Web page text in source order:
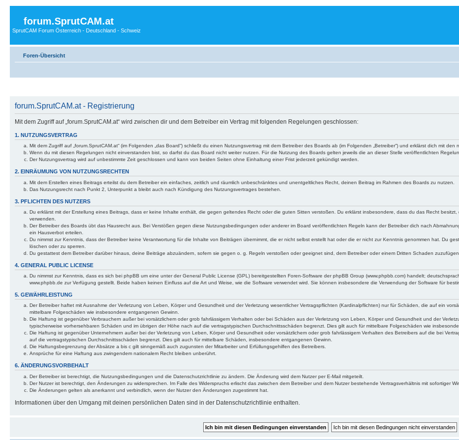
forum.SprutCAM.at
SprutCAM Forum Österreich - Deutschland - Schweiz
Foren-Übersicht
forum.SprutCAM.at - Registrierung
Mit dem Zugriff auf „forum.SprutCAM.at“ wird zwischen dir und dem Betreiber ein Vertrag mit folgenden Regelungen geschlossen:
1. NUTZUNGSVERTRAG
Mit dem Zugriff auf „forum.SprutCAM.at“ (im Folgenden „das Board“) schließt du einen Nutzungsvertrag mit dem Betreiber des Boards ab (im Folgenden „Betreiber“) und erklärst dich mit
Wenn du mit diesen Regelungen nicht einverstanden bist, so darfst du das Board nicht weiter nutzen. Für die Nutzung des Boards gelten jeweils die an dieser Stelle veröffentlichten
Der Nutzungsvertrag wird auf unbestimmte Zeit geschlossen und kann von beiden Seiten ohne Einhaltung einer Frist jederzeit gekündigt werden.
2. EINRÄUMUNG VON NUTZUNGSRECHTEN
Mit dem Erstellen eines Beitrags erteilst du dem Betreiber ein einfaches, zeitlich und räumlich unbeschränktes und unentgeltliches Recht, deinen Beitrag im Rahmen des Boards zu nutzen.
Das Nutzungsrecht nach Punkt 2, Unterpunkt a bleibt auch nach Kündigung des Nutzungsvertrages bestehen.
3. PFLICHTEN DES NUTZERS
Du erklärst mit der Erstellung eines Beitrags, dass er keine Inhalte enthält, die gegen geltendes Recht oder die guten Sitten verstoßen. Du erklärst insbesondere, dass du das Recht
verwenden.
Der Betreiber des Boards übt das Hausrecht aus. Bei Verstößen gegen diese Nutzungsbedingungen oder anderer im Board veröffentlichten Regeln kann der Betreiber dich nach
ein Hausverbot erteilen.
Du nimmst zur Kenntnis, dass der Betreiber keine Verantwortung für die Inhalte von Beiträgen übernimmt, die er nicht selbst erstellt hat oder die er nicht zur Kenntnis genommen hat. Du
löschen oder zu sperren.
Du gestattest dem Betreiber darüber hinaus, deine Beiträge abzuändern, sofern sie gegen o. g. Regeln verstoßen oder geeignet sind, dem Betreiber oder einem Dritten Schaden zuzufügen.
4. GENERAL PUBLIC LICENSE
Du nimmst zur Kenntnis, dass es sich bei phpBB um eine unter der General Public License (GPL) bereitgestellten Foren-Software der phpBB Group (www.phpbb.com) handelt;
www.phpbb.de zur Verfügung gestellt. Beide haben keinen Einfluss auf die Art und Weise, wie die Software verwendet wird. Sie können insbesondere die Verwendung der Software für
5. GEWÄHRLEISTUNG
Der Betreiber haftet mit Ausnahme der Verletzung von Leben, Körper und Gesundheit und der Verletzung wesentlicher Vertragspflichten (Kardinalpflichten) nur für Schäden, die auf ein
mittelbare Folgeschäden wie insbesondere entgangenen Gewinn.
Die Haftung ist gegenüber Verbrauchern außer bei vorsätzlichem oder grob fahrlässigem Verhalten oder bei Schäden aus der Verletzung von Leben, Körper und Gesundheit und der
typischerweise vorhersehbaren Schäden und im übrigen der Höhe nach auf die vertragstypischen Durchschnittsschäden begrenzt. Dies gilt auch für mittelbare Folgeschäden wie
Die Haftung ist gegenüber Unternehmern außer bei der Verletzung von Leben, Körper und Gesundheit oder vorsätzlichem oder grob fahrlässigem Verhalten des Betreibers auf die bei
auf die vertragstypischen Durchschnittsschäden begrenzt. Dies gilt auch für mittelbare Schäden, insbesondere entgangenen Gewinn.
Die Haftungsbegrenzung der Absätze a bis c gilt sinngemäß auch zugunsten der Mitarbeiter und Erfüllungsgehilfen des Betreibers.
Ansprüche für eine Haftung aus zwingendem nationalem Recht bleiben unberührt.
6. ÄNDERUNGSVORBEHALT
Der Betreiber ist berechtigt, die Nutzungsbedingungen und die Datenschutzrichtlinie zu ändern. Die Änderung wird dem Nutzer per E-Mail mitgeteilt.
Der Nutzer ist berechtigt, den Änderungen zu widersprechen. Im Falle des Widerspruchs erlischt das zwischen dem Betreiber und dem Nutzer bestehende Vertragsverhältnis mit sofortiger
Die Änderungen gelten als anerkannt und verbindlich, wenn der Nutzer den Änderungen zugestimmt hat.
Informationen über den Umgang mit deinen persönlichen Daten sind in der Datenschutzrichtlinie enthalten.